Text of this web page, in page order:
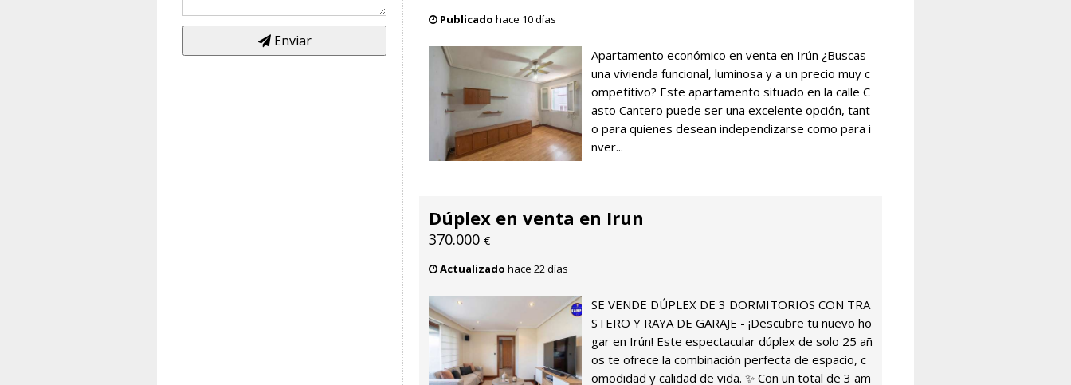
Enviar
Publicado hace 10 días
Apartamento económico en venta en Irún ¿Buscas
una vivienda funcional, luminosa y a un precio muy c
ompetitivo? Este apartamento situado en la calle C
asto Cantero puede ser una excelente opción, tant
o para quienes desean independizarse como para i
nver...
Dúplex en venta en Irun
370.000 €
Actualizado hace 22 días
SE VENDE DÚPLEX DE 3 DORMITORIOS CON TRA
STERO Y RAYA DE GARAJE - ¡Descubre tu nuevo ho
gar en Irún! Este espectacular dúplex de solo 25 añ
os te ofrece la combinación perfecta de espacio, c
omodidad y calidad de vida. ✨ Con un total de 3 am